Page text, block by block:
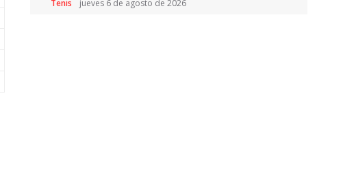
Tenis jueves 6 de agosto de 2026